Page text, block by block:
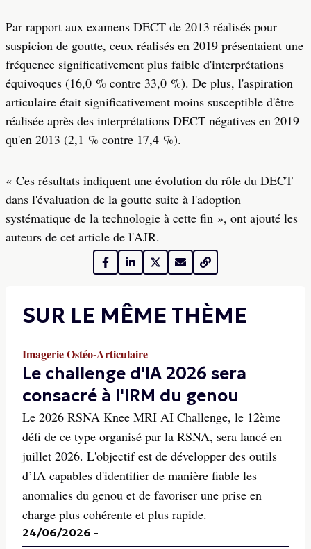
Par rapport aux examens DECT de 2013 réalisés pour
suspicion de goutte, ceux réalisés en 2019 présentaient une
fréquence significativement plus faible d'interprétations
équivoques (16,0 % contre 33,0 %). De plus, l'aspiration
articulaire était significativement moins susceptible d'être
réalisée après des interprétations DECT négatives en 2019
qu'en 2013 (2,1 % contre 17,4 %).
« Ces résultats indiquent une évolution du rôle du DECT
dans l'évaluation de la goutte suite à l'adoption
systématique de la technologie à cette fin », ont ajouté les
auteurs de cet article de l'AJR.
SUR LE MÊME THÈME
Imagerie Ostéo-Articulaire
Le challenge d'IA 2026 sera
consacré à l'IRM du genou
Le 2026 RSNA Knee MRI AI Challenge, le 12ème
défi de ce type organisé par la RSNA, sera lancé en
juillet 2026. L'objectif est de développer des outils
d’IA capables d'identifier de manière fiable les
anomalies du genou et de favoriser une prise en
charge plus cohérente et plus rapide.
24/06/2026 -